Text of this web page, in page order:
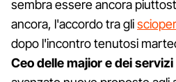
sembra essere ancora
ancora, l'accordo tra gli
dopo l'incontro tenutosi
Ceo delle majiore dei